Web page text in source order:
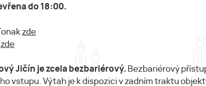
do 18:00.
zde
zde
Jičín je zcela bezbariérový. Bezbariérový
vstupu. Výtah je k dispozici v zadním traktu